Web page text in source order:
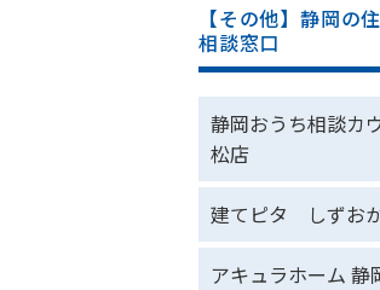
【その他】静岡の
相談窓口
静岡おうち相談カ
松店
建てピタ しずお
アキュラホーム 静